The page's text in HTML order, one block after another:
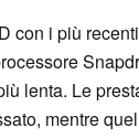
con i più
lenta. Le
mentre